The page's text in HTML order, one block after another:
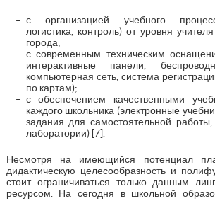
с организацией учебного
логистика, контроль) от уровня
города;
с современным техническим
интерактивные панели,
компьютерная сеть, система
по картам);
с обеспечением качественными
каждого школьника (электронные
задания для самостоятельной
лаборатории) [7].
Несмотря на имеющийся потенциал
дидактическую целесообразность и
стоит ограничиваться только данным
ресурсом. На сегодня в школьной